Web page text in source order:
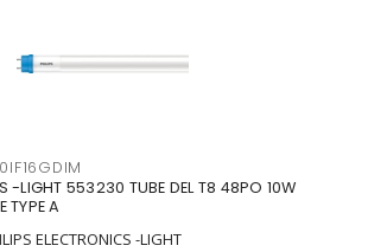
-LIGHT 553230 TUBE DEL T8 48PO 10W
A
ELECTRONICS -LIGHT